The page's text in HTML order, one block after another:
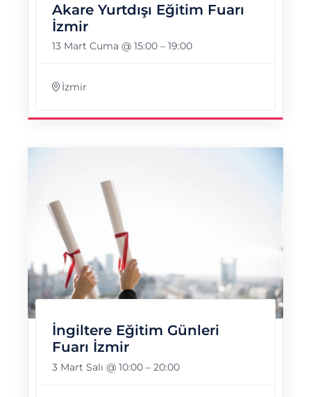
Akare Yurtdışı Eğitim Fuarı
İzmir
13 Mart Cuma @ 15:00– 19:00
İzmir
İngiltere Eğitim Günleri
Fuarı İzmir
3 Mart Salı @ 10:00– 20:00